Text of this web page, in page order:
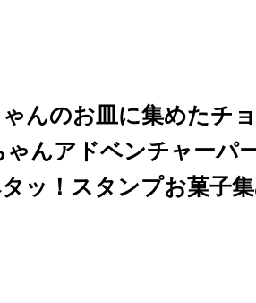
んのお皿に集めたチ
んアドベンチャーパ
ッ！スタンプお菓子集